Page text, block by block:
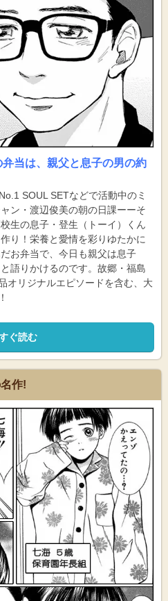
当は、親父と息子の男の約
SOUL SETなどで活動中のミ
ン・渡辺俊美の朝の日課ーーそ
生の息子・登生（トーイ）くん
り！栄養と愛情を彩りゆたかに
お弁当で、今日も親父は息子
語りかけるのです。故郷・福島
オリジナルエピソードを含む、大
ぐ読む
作!